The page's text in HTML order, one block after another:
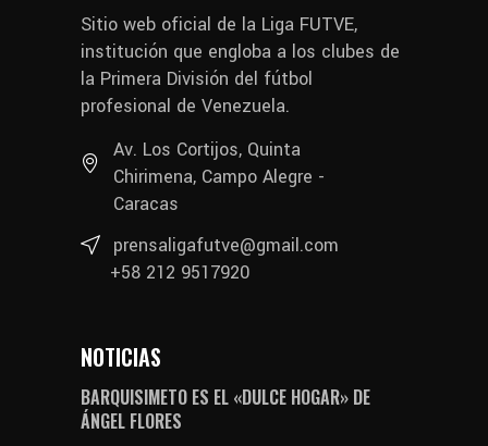
Sitio web oficial de la Liga FUTVE,
institución que engloba a los clubes de
la Primera División del fútbol
profesional de Venezuela.
Av. Los Cortijos, Quinta
Chirimena, Campo Alegre -
Caracas
prensaligafutve@gmail.com
+58 212 9517920
NOTICIAS
BARQUISIMETO ES EL «DULCE HOGAR» DE
ÁNGEL FLORES